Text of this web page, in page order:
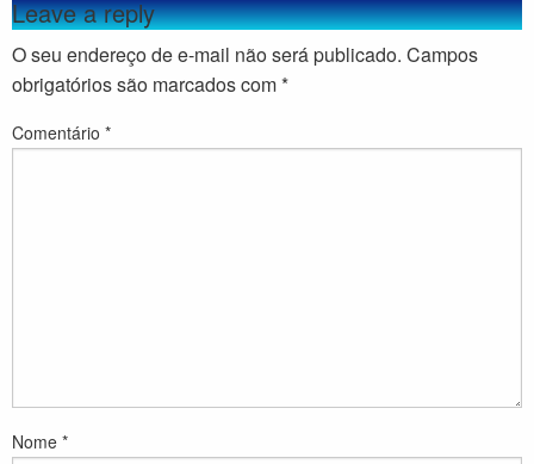
Leave a reply
O seu endereço de e-mail não será publicado. Campos
obrigatórios são marcados com*
Comentário *
Nome *